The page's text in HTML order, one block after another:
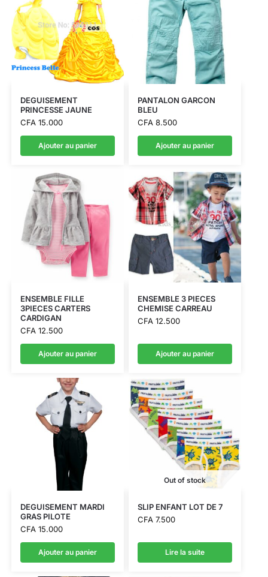
DEGUISEMENT
PRINCESSE JAUNE
CFA15.000
Ajouter au panier
PANTALON GARCON
BLEU
CFA8.500
Ajouter au panier
ENSEMBLE FILLE
3PIECES CARTERS
CARDIGAN
CFA12.500
Ajouter au panier
ENSEMBLE 3 PIECES
CHEMISE CARREAU
CFA12.500
Ajouter au panier
DEGUISEMENT MARDI
GRAS PILOTE
CFA15.000
Ajouter au panier
Out of stock
SLIP ENFANT LOT DE 7
CFA7.500
Lire la suite